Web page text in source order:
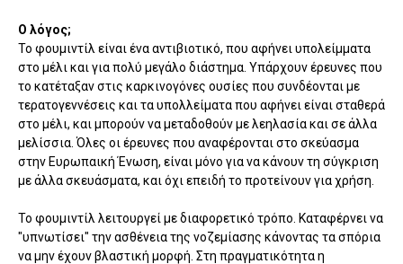
Ο λόγος;
Το φουμιντίλ είναι ένα αντιβιοτικό, που αφήνει υπολείμματα
στο μέλι και για πολύ μεγάλο διάστημα. Υπάρχουν έρευνες που
το κατέταξαν στις καρκινογόνες ουσίες που συνδέονται με
τερατογεννέσεις και τα υπολλείματα που αφήνει είναι σταθερά
στο μέλι, και μπορούν να μεταδοθούν με λεηλασία και σε άλλα
μελίσσια. Όλες οι έρευνες που αναφέρονται στο σκεύασμα
στην Ευρωπαική Ένωση, είναι μόνο για να κάνουν τη σύγκριση
με άλλα σκευάσματα, και όχι επειδή το προτείνουν για χρήση.
Το φουμιντίλ λειτουργεί με διαφορετικό τρόπο. Καταφέρνει να
"υπνωτίσει" την ασθένεια της νοζεμίασης κάνοντας τα σπόρια
να μην έχουν βλαστική μορφή. Στη πραγματικότητα η